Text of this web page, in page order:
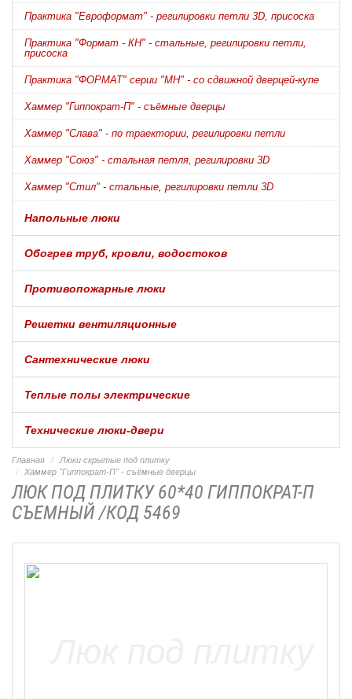
Практика "Евроформат" - регилировки петли 3D, присоска
Практика "Формат - КН" - стальные, регилировки петли,
присоска
Практика "ФОРМАТ" серии "МН" - со сдвижной дверцей-купе
Хаммер "Гиппократ-П" - съёмные дверцы
Хаммер "Слава" - по траектории, регилировки петли
Хаммер "Союз" - стальная петля, регилировки 3D
Хаммер "Стил" - стальные, регилировки петли 3D
Напольные люки
Обогрев труб, кровли, водостоков
Противопожарные люки
Решетки вентиляционные
Сантехнические люки
Теплые полы электрические
Технические люки-двери
Главная
Люки скрытые под плитку
Хаммер "Гиппократ-П" - съёмные дверцы
ЛЮК ПОД ПЛИТКУ 60*40 ГИППОКРАТ-П
СЪЕМНЫЙ /КОД 5469